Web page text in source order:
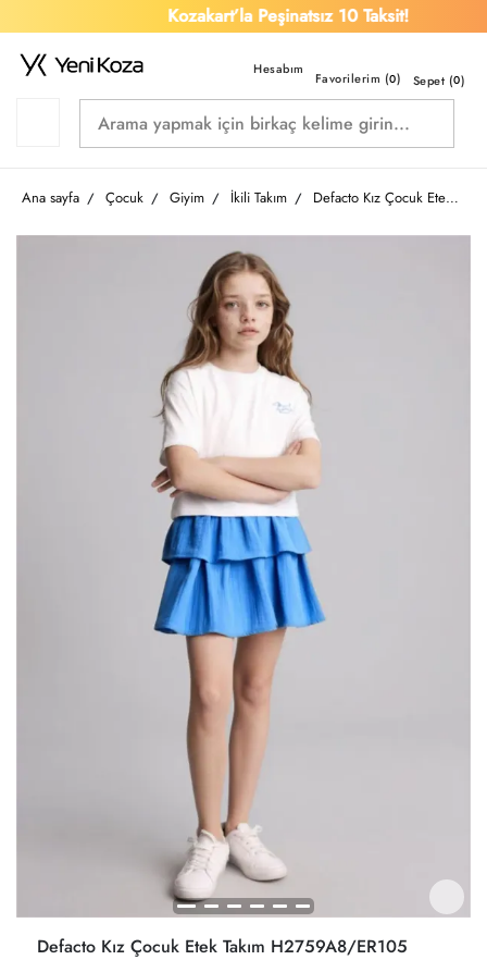
Kozakart’la Peşinatsız 10 Taksit!
Favorilerim (0) Sepet (0)
Ana sayfa Çocuk Giyim İkili Takım Defacto Kız Çocuk Etek Takım H2759A8/ER105
Defacto Kız Çocuk Etek Takım H2759A8/ER105